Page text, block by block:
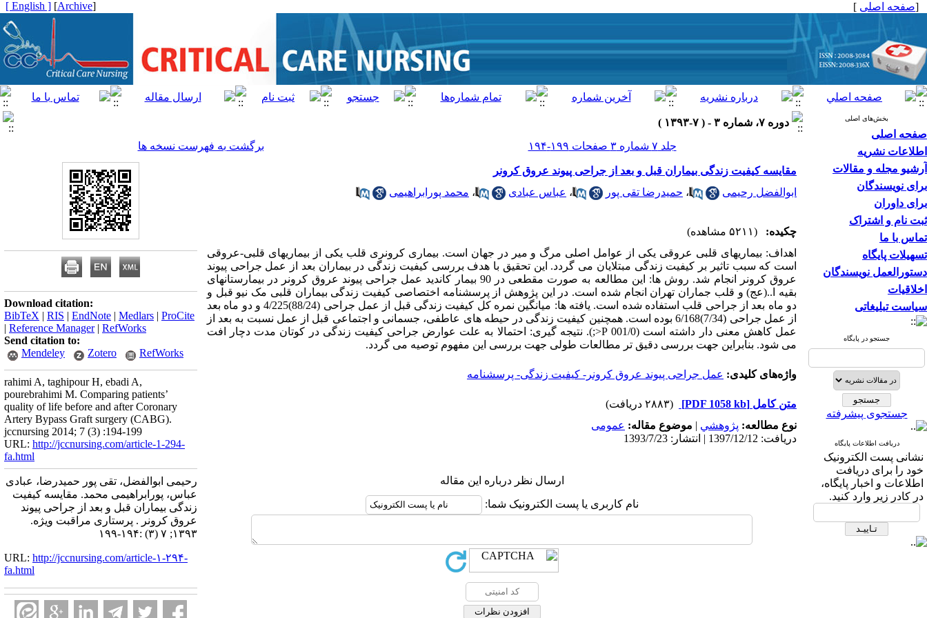
[صفحه اصلی ]
[
Archive
]
[ English ]
بخش‌های اصلی
صفحه اصلی
اطلاعات نشریه
آرشیو مجله و مقالات
برای نویسندگان
برای داوران
ثبت نام و اشتراک
تماس با ما
تسهیلات پایگاه
دستورالعمل نویسندگان
اخلاقیات
سیاست تبلیغاتی
جستجو در پایگاه
جستجوی پیشرفته
دریافت اطلاعات پایگاه
نشانی پست الکترونیک
خود را برای دریافت
اطلاعات و اخبار پایگاه،
در کادر زیر وارد کنید.
دوره ۷، شماره ۳ - ( ۷-۱۳۹۳ )
جلد ۷ شماره ۳ صفحات ۱۹۹-۱۹۴
برگشت به فهرست نسخه ها
مقایسه کیفیت زندگی بیماران قبل و بعد از جراحی پیوند عروق کرونر
ابوالفضل رحیمی
، حمیدرضا تقی پور ، عباس عبادی ، محمد پورابراهیمی
چکیده:
(۵۲۱۱ مشاهده)
اهداف: بیماریهای قلبی عروقی یکی از عوامل اصلی مرگ و میر در جهان است. بیماری کرونری قلب یکی از بیماریهای قلبی-عروقی
است که سبب تاثیر بر کیفیت زندگی مبتلایان می گردد. این تحقیق با هدف بررسی کیفیت زندگی در بیماران بعد از عمل جراحی پیوند
عروق کرونر انجام شد. روش ها: این مطالعه به صورت مقطعی در 90 بیمار کاندید عمل جراحی پیوند عروق کرونر در بیمارستانهای
بقیه ا..(عج) و قلب جماران تهران انجام شده است. در این پژوهش از پرسشنامه اختصاصی کیفیت زندگی بیماران قلبی مک نیو قبل و
دو ماه بعد از جراحی قلب استفاده شده است. یافته ها: میانگین نمره کل کیفیت زندگی قبل از عمل جراحی (88/24)4/225 و دو ماه بعد
از عمل جراحی (7/34)6/168 بوده است. همچنین کیفیت زندگی در حیطه های عاطفی، جسمانی و اجتماعی قبل از عمل نسبت به بعد از
عمل کاهش معنی دار داشته است (001/0 P<;). نتیجه گیری: احتمالا به علت عوارض جراحی کیفیت زندگی در کوتان مدت دچار افت
می شود. بنابراین جهت بررسی دقیق تر مطالعات طولی جهت بررسی این مفهوم توصیه می گردد.
واژه‌های کلیدی: عمل جراحی پیوند عروق کرونر- کیفیت زندگی- پرسشنامه
متن کامل [PDF 1058 kb]
(۲۸۸۳ دریافت)
نوع مطالعه: پژوهشي | موضوع مقاله: عمومى
دریافت: 1397/12/12 | انتشار: 1393/7/23
ارسال نظر درباره این مقاله
نام کاربری یا پست الکترونیک شما:
Download citation:
BibTeX | RIS | EndNote | Medlars | ProCite
| Reference Manager| RefWorks
Send citation to:
Mendeley
Zotero RefWorks
rahimi A, taghipour H, ebadi A,
pourebrahimi M. Comparing patients’
quality of life before and after Coronary
Artery Bypass Graft surgery (CABG).
jccnursing 2014; 7 (3) :194-199
URL: http://jccnursing.com/article-1-294-
fa.html
رحیمی ابوالفضل، تقی پور حمیدرضا، عبادی
عباس، پورابراهیمی محمد. مقایسه کیفیت
زندگی بیماران قبل و بعد از جراحی پیوند
عروق کرونر . پرستاری مراقبت ویژه.
۱۳۹۳; ۷ (۳) :۱۹۴-۱۹۹
URL: http://jccnursing.com/article-۱-۲۹۴-
fa.html